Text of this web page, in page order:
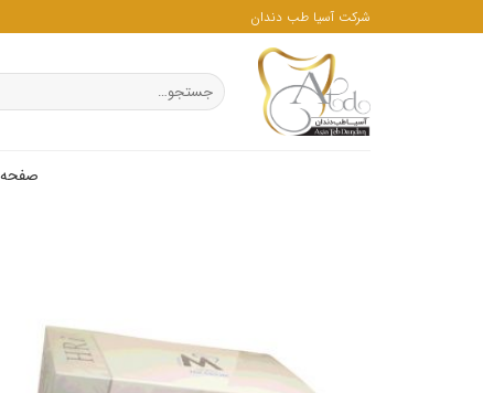
محتوا
شرکت آسیا طب دندان
جستجو
برای: